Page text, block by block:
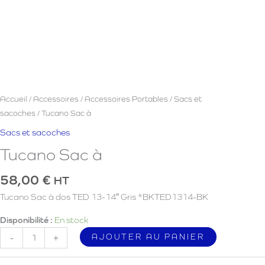
Accueil / Accessoires / Accessoires Portables / Sacs et
sacoches / Tucano Sac à
Sacs et sacoches
Tucano Sac à
58,00 € HT
Tucano Sac à dos TED 13-14″ Gris *BKTED1314-BK
Disponibilité : En stock
-
quantité
de
+ AJOUTER AU PANIER